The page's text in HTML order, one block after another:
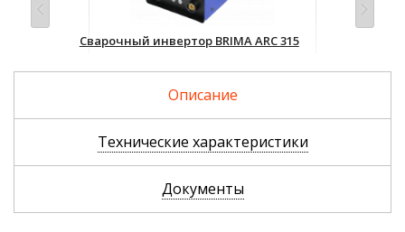
Сварочный инвертор BRIMA ARC 315
26 132 р.
Описание
Технические характеристики
Документы